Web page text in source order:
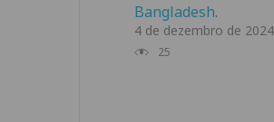
Bangladesh.
4 de dezembro de 2024
25